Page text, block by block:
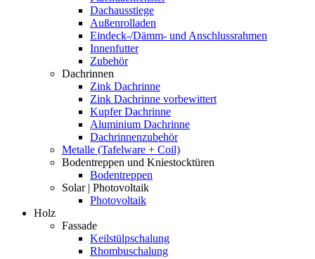
Dachausstiege
Außenrolladen
Eindeck-/Dämm- und Anschlussrahmen
Innenfutter
Zubehör
Dachrinnen
Zink Dachrinne
Zink Dachrinne vorbewittert
Kupfer Dachrinne
Aluminium Dachrinne
Dachrinnenzubehör
Metalle (Tafelware + Coil)
Bodentreppen und Kniestocktüren
Bodentreppen
Solar | Photovoltaik
Photovoltaik
Holz
Fassade
Keilstülpschalung
Rhombuschalung